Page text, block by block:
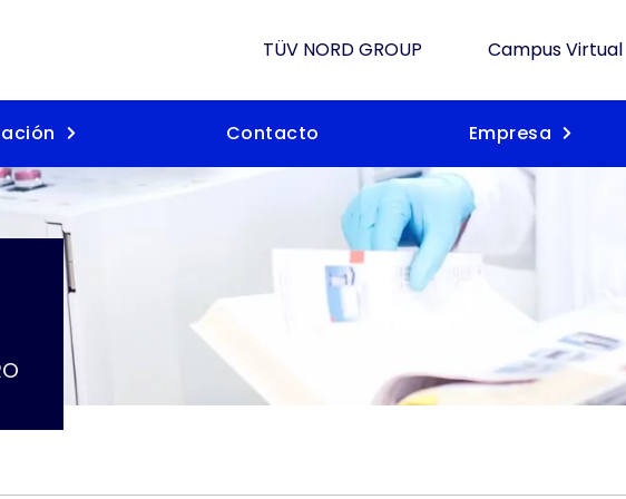
TÜV NORD GROUP Campus Virtual
Contacto Empresa